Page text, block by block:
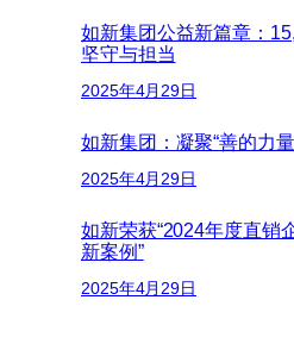
如新集团公益新篇章：
坚守与担当
2025年4月29日
如新集团：凝聚“善的力
2025年4月29日
如新荣获“2024年度直销
新案例”
2025年4月29日